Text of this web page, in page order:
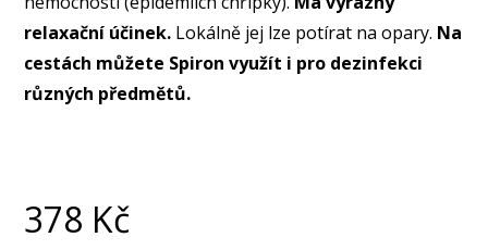
relaxační účinek. Lokálně jej lze potírat na opary. Na
cestách můžete Spiron využít i pro dezinfekci
různých předmětů.
378 Kč